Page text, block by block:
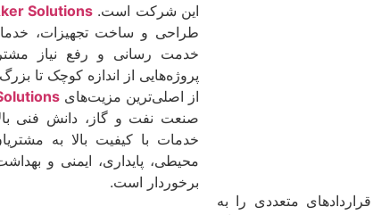
متعددی را به
این شرکت است.Solutions
طراحی و ساخت تجهیزات، خدمات
خدمت رسانی و رفع نیاز
پروژه‌هایی از اندازه کوچک تا
از اصلی‌ترین مزیت‌های
صنعت نفت و گاز، دانش فنی
خدمات با کیفیت بالا به
محیطی، پایداری، ایمنی و
برخوردار است.